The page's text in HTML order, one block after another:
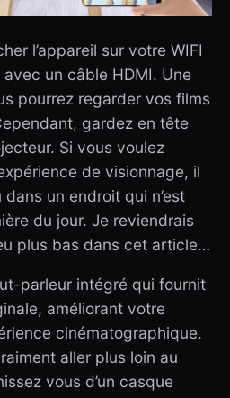
l’appareil sur votre WIFI
un câble HDMI. Une
pourrez regarder vos films
gardez en tête
Si vous voulez
de visionnage, il
dans un endroit qui n’est
du jour. Je reviendrais
plus bas dans cet article…
parleur intégré qui fournit
améliorant votre
cinématographique.
aller plus loin au
vous d’un casque